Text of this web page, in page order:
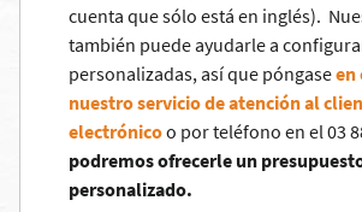
cuenta que sólo está en inglés).
también puede ayudarle a
personalizadas, así que póngaseen
nuestro servicio de atención al
electrónicoo por teléfono en el 03
podremos ofrecerle un
personalizado.